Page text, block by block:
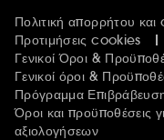
Πολιτική απορρήτου
Προτιμήσεις cookies
Γενικοί Όροι &
Γενικοί όροι &
Πρόγραμμα
Όροι και προϋποθέσεις
αξιολογήσεων